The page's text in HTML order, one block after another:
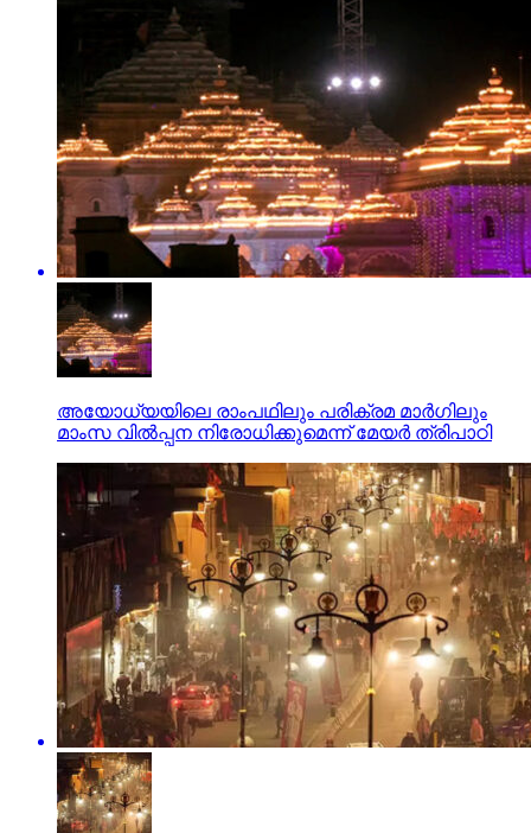
അയോധ്യയിലെ രാംപഥിലും പരിക്രമ മാര്‍ഗിലും
മാംസ വില്‍പ്പന നിരോധിക്കുമെന്ന് മേയര്‍ ത്രിപാഠി